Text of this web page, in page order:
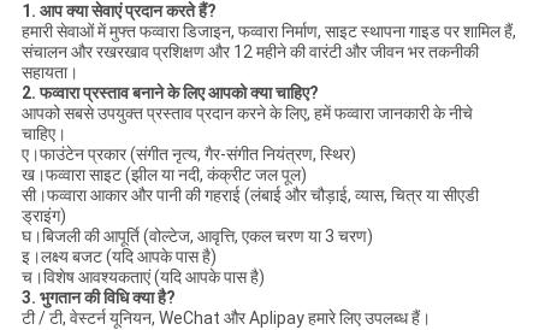
1. आप क्या सेवाएं प्रदान करते हैं?
हमारी सेवाओं में मुफ्त फव्वारा डिजाइन, फव्वारा निर्माण, साइट स्थापना गाइड पर शामिल हैं,
संचालन और रखरखाव प्रशिक्षण और 12 महीने की वारंटी और जीवन भर तकनीकी
सहायता।
2. फव्वारा प्रस्ताव बनाने के लिए आपको क्या चाहिए?
आपको सबसे उपयुक्त प्रस्ताव प्रदान करने के लिए, हमें फव्वारा जानकारी के नीचे
चाहिए।
ए।फाउंटेन प्रकार (संगीत नृत्य, गैर-संगीत नियंत्रण, स्थिर)
ख।फव्वारा साइट (झील या नदी, कंक्रीट जल पूल)
सी।फव्वारा आकार और पानी की गहराई (लंबाई और चौड़ाई, व्यास, चित्र या सीएडी
ड्राइंग)
घ।बिजली की आपूर्ति (वोल्टेज, आवृत्ति, एकल चरण या 3 चरण)
इ।लक्ष्य बजट (यदि आपके पास है)
च।विशेष आवश्यकताएं (यदि आपके पास है)
3. भुगतान की विधि क्या है?
टी / टी, वेस्टर्न यूनियन, WeChat और Aplipay हमारे लिए उपलब्ध हैं।